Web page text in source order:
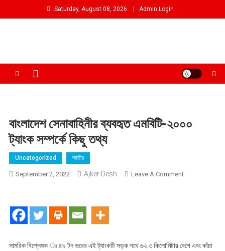
to
Saturday, August 08, 2026 Admin Login
বাংলাদেশ সেনাবাহিনীর ব্যবহৃত এমবিটি-২০০০
ট্যাংক সম্পর্কে কিছু তথ্য
Uncategorized জাতীয়
September 2, 2022 Ajker Desh Leave A CommentOn
সম্পর্কে
সামরিক বিশ্লেষক ঃ ৪৯ টন ভরের এই ট্যাংকটি সড়ক পথে ৬২.৩ কিলোমিটার বেগে এবং কাঁচা